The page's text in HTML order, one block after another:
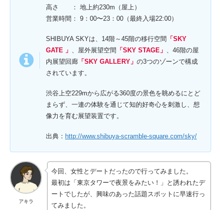
高さ ： 地上約230m（屋上）
営業時間： 9：00〜23：00（最終入場22:00）
SHIBUYA SKYは、14階～45階の移行空間 「SKY
GATE 」
、屋外展望空間 「SKY STAGE」
、46階の屋
内展望回廊 「SKY GALLERY」 の3つのゾーンで構成
されています。
渋谷上空229mから広がる360度の景色を眺めるにとど
まらず、一連の体験を通じて知的好奇心を刺激し、想
像力を育む展望装置です。
出典： http://www.shibuya-scramble-square.com/sky/
アキラ
今回、女性とデートだったので行ってみました。
最初は「東京タワーで夜景をみたい！」と誘われたデ
ートでしたが、興味のあった話題スポットに早速行っ
てみました。